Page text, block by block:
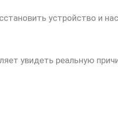
устройство и
увидеть реальную